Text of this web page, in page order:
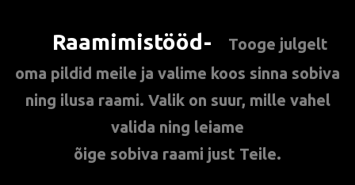
Raamimistööd-
Tooge julgelt
oma pildid meile ja valime koos sinna sobiva
ning ilusa raami. Valik on suur, mille vahel
valida ning leiame
õige sobiva raami just Teile.